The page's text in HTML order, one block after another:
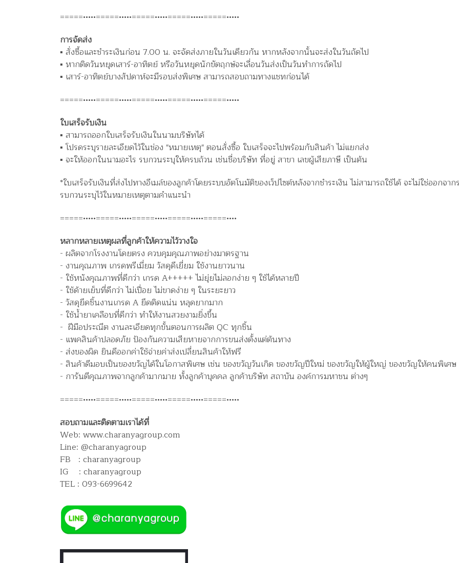
=====•••••=====•••••=====•••••=====•••••=====•••••
การจัดส่ง
▪️ สั่งซื้อและชำระเงินก่อน 7.00 น. จะจัดส่งภายในวันเดียวกัน หากหลังจากนั้นจะส่งในวันถัดไป
▪️ หากติดวันหยุดเสาร์-อาทิตย์ หรือวันหยุดนักขัตฤกษ์จะเลื่อนวันส่งเป็นวันทำการถัดไป
▪️ เสาร์-อาทิตย์บางสัปดาห์จะมีรอบส่งพิเศษ สามารถสอบถามทางแชทก่อนได้
=====•••••=====•••••=====•••••=====•••••=====•••••
ใบเสร็จรับเงิน
▪️ สามารถออกใบเสร็จรับเงินในนามบริษัทได้
▪️ โปรดระบุรายละเอียดไว้ในช่อง "หมายเหตุ" ตอนสั่งซื้อ ใบเสร็จจะไปพร้อมกับสินค้า ไม่แยกส่ง
▪️ จะให้ออกในนามอะไร รบกวนระบุให้ครบถ้วน เช่นชื่อบริษัท ที่อยู่ สาขา เลขผู้เสียภาษี เป็นต้น
*ใบเสร็จรับเงินที่ส่งไปทางอีเมล์ของลูกค้าโดยระบบอัตโนมัติของเว็ปไซต์หลังจากชำระเงิน ไม่สามารถใช้ได้ จะไม่ใช่ออก
รบกวนระบุไว้ในหมายเหตุตามคำแนะนำ
=====•••••=====•••••=====•••••=====•••••=====••••
หลากหลายเหตุผลที่ลูกค้าให้ความไว้วางใจ
- ผลิตจากโรงงานโดยตรง ควบคุมคุณภาพอย่างมาตรฐาน
- งานคุณภาพ เกรดพรีเมี่ยม วัสดุดีเยี่ยม ใช้งานยาวนาน
- ใช้หนังคุณภาพที่ดีกว่า เกรด A+++++ ไม่ยุ่ยไม่ลอกง่าย ๆ ใช้ได้หลายปี
- ใช้ด้ายเย็บที่ดีกว่า ไม่เปื่อย ไม่ขาดง่าย ๆ ในระยะยาว
- วัสดุยึดชิ้นงานเกรด A ยึดติดแน่น หลุดยากมาก
- ใช้น้ำยาเคลือบที่ดีกว่า ทำให้งานสวยงามยิ่งขึ้น
- ฝีมือประณีต งานละเอียดทุกขั้นตอนการผลิต QC ทุกชิ้น
- แพคสินค้าปลอดภัย ป้องกันความเสียหายจากการขนส่งตั้งแต่ต้นทาง
- ส่งของผิด ยินดีออกค่าใช้จ่ายค่าส่งเปลี่ยนสินค้าให้ฟรี
- สินค้าดีมอบเป็นของขวัญได้ในโอกาสพิเศษ เช่น ของขวัญวันเกิด ของขวัญปีใหม่ ของขวัญให้ผู้ใหญ่ ของขวัญให้คนพิเศษ
- การันตีคุณภาพจากลูกค้ามากมาย ทั้งลูกค้าบุคคล ลูกค้าบริษัท สถาบัน องค์การมหาชน ต่างๆ
=====•••••=====•••••=====•••••=====•••••=====•••••
สอบถามและติดตามเราได้ที่
Web: www.charanyagroup.com
Line: @charanyagroup
FB : charanyagroup
IG : charanyagroup
TEL : 093-6699642